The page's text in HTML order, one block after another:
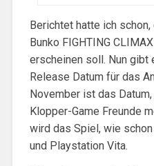
Berichtet hatte ich
Bunko FIGHTING
erscheinen soll. Nun gibt
Release Datum für das
November ist das
Klopper-Game Freunde
wird das Spiel, wie
und Playstation Vita.